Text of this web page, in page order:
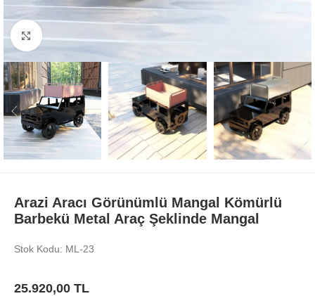
Arazi Aracı Görünümlü Mangal Kömürlü
Barbekü Metal Araç Şeklinde Mangal
Stok Kodu: ML-23
25.920,00 TL